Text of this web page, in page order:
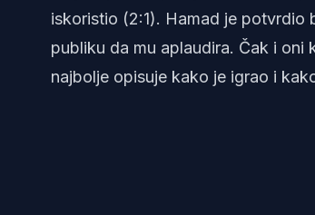
iskoristio (2:1). Hamad je potvrdio
publiku da mu aplaudira. Čak i oni
najbolje opisuje kako je igrao i